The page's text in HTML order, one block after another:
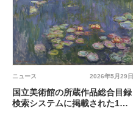
2026年5月29日
ニュース
国立美術館の所蔵作品総合目録
検索システムに掲載された1万